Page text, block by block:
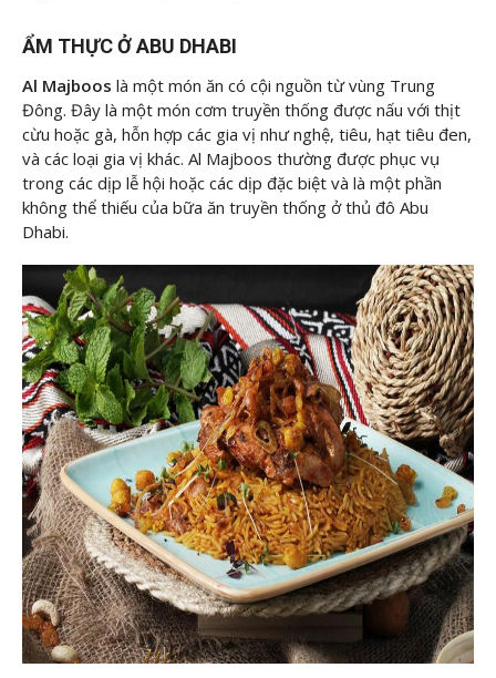
ẨM THỰC Ở ABU DHABI
Al Majboos là một món ăn có cội nguồn từ vùng Trung
Đông. Đây là một món cơm truyền thống được nấu với thịt
cừu hoặc gà, hỗn hợp các gia vị như nghệ, tiêu, hạt tiêu đen,
và các loại gia vị khác. Al Majboos thường được phục vụ
trong các dịp lễ hội hoặc các dịp đặc biệt và là một phần
không thể thiếu của bữa ăn truyền thống ở thủ đô Abu
Dhabi.